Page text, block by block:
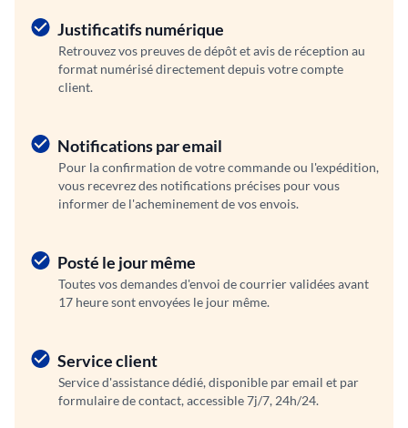
Justificatifs numérique
Retrouvez vos preuves de dépôt et avis de réception au
format numérisé directement depuis votre compte
client.
Notifications par email
Pour la confirmation de votre commande ou l'expédition,
vous recevrez des notifications précises pour vous
informer de l'acheminement de vos envois.
Posté le jour même
Toutes vos demandes d'envoi de courrier validées avant
17 heure sont envoyées le jour même.
Service client
Service d'assistance dédié, disponible par email et par
formulaire de contact, accessible 7j/7, 24h/24.